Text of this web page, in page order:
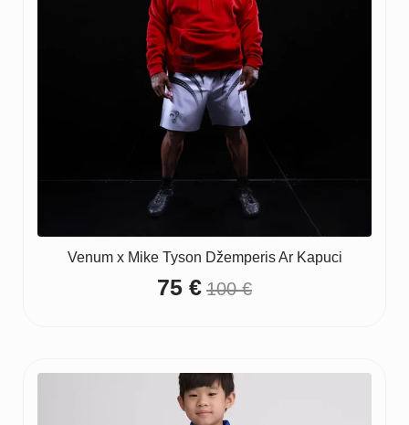
Venum x Mike Tyson Džemperis Ar Kapuci
100€
Original
100 €.
75€Current
75 €.